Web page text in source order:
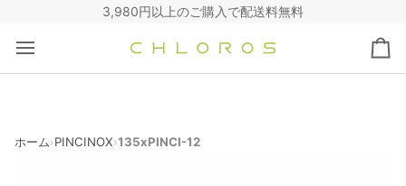
3,980円以上のご購入で配送料無料
カ
ー
ホーム›PINCINOX›135xPINCI-12